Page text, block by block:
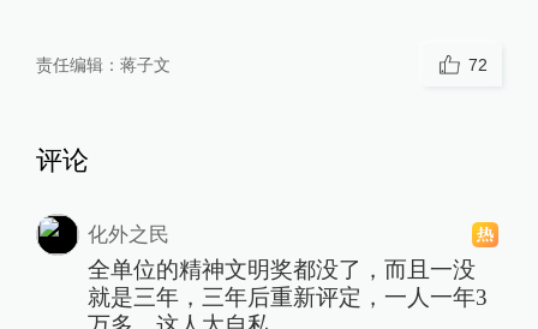
责任编辑： 蒋子文 72
评论
化外之民
全单位的精神文明奖都没了，而且一没
就是三年，三年后重新评定，一人一年3